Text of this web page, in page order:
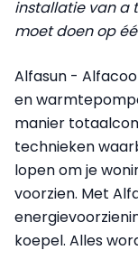
installatie van a
moet doen op
Alfasun -
en
manier
technieken
lopen om je
voorzien. Met
koepel. Alles